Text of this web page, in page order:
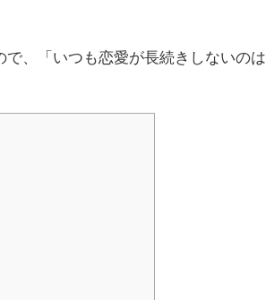
、「いつも恋愛が長続きしないのは